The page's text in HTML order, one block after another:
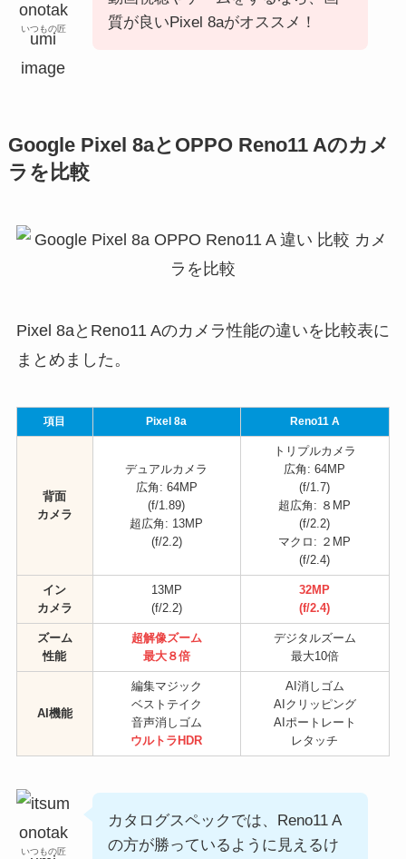
いつもの匠
質が良いPixel 8aがオススメ！
Google Pixel 8aとOPPO Reno11 Aのカメ
ラを比較
Pixel 8aとReno11 Aのカメラ性能の違いを比較表に
まとめました。
項目 Pixel 8a Reno11 A
背面
カメラ
デュアルカメラ
広角: 64MP
(f/1.89)
超広角: 13MP
(f/2.2)
トリプルカメラ
広角: 64MP
(f/1.7)
超広角: ８MP
(f/2.2)
マクロ: ２MP
(f/2.4)
イン
カメラ
13MP
(f/2.2)
32MP
(f/2.4)
ズーム
性能
超解像ズーム
最大８倍
デジタルズーム
最大10倍
AI機能
編集マジック
ベストテイク
音声消しゴム
ウルトラHDR
AI消しゴム
AIクリッピング
AIポートレート
レタッチ
いつもの匠
カタログスペックでは、Reno11 A
の方が勝っているように見えるけ